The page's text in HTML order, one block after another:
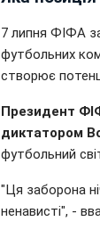
7 липня ФІФА
футбольних
створює
Президент
диктатором
футбольний
"Ця заборона
ненависті", -